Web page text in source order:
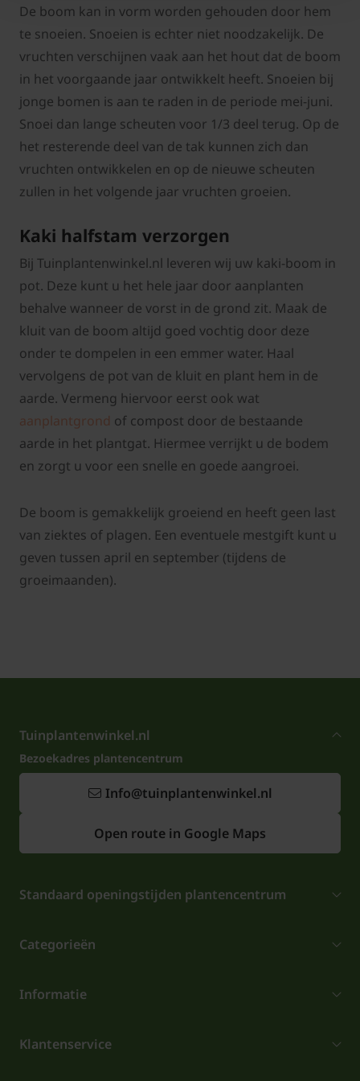
De boom kan in vorm worden gehouden door hem
te snoeien. Snoeien is echter niet noodzakelijk. De
vruchten verschijnen vaak aan het hout dat de boom
in het voorgaande jaar ontwikkelt heeft. Snoeien bij
jonge bomen is aan te raden in de periode mei-juni.
Snoei dan lange scheuten voor 1/3 deel terug. Op de
het resterende deel van de tak kunnen zich dan
vruchten ontwikkelen en op de nieuwe scheuten
zullen in het volgende jaar vruchten groeien.
Kaki halfstam verzorgen
Bij Tuinplantenwinkel.nl leveren wij uw kaki-boom in
pot. Deze kunt u het hele jaar door aanplanten
behalve wanneer de vorst in de grond zit. Maak de
kluit van de boom altijd goed vochtig door deze
onder te dompelen in een emmer water. Haal
vervolgens de pot van de kluit en plant hem in de
aarde. Vermeng hiervoor eerst ook wat
aanplantgrond of compost door de bestaande
aarde in het plantgat. Hiermee verrijkt u de bodem
en zorgt u voor een snelle en goede aangroei.
De boom is gemakkelijk groeiend en heeft geen last
van ziektes of plagen. Een eventuele mestgift kunt u
geven tussen april en september (tijdens de
groeimaanden).
Tuinplantenwinkel.nl
Bezoekadres plantencentrum
Info@tuinplantenwinkel.nl
Open route in Google Maps
Standaard openingstijden plantencentrum
Categorieën
Informatie
Klantenservice